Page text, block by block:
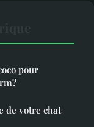
pour
de votre chat